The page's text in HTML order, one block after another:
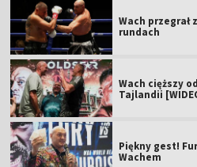
Wach przegrał
rundach
Wach cięższy
Tajlandii
Piękny gest!
Wachem